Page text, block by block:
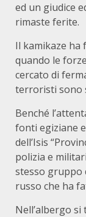
ed un giudice
rimaste ferite.
Il kamikaze
quando le
cercato di
terroristi sono
Benché
fonti egiziane
dell’Isis
polizia e
stesso gruppo
russo che ha
Nell’albergo